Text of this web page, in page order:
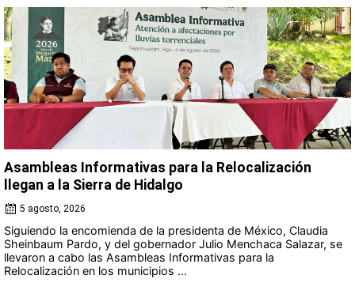
Asambleas Informativas para la Relocalización
llegan a la Sierra de Hidalgo
5 agosto, 2026
Siguiendo la encomienda de la presidenta de México, Claudia
Sheinbaum Pardo, y del gobernador Julio Menchaca Salazar, se
llevaron a cabo las Asambleas Informativas para la
Relocalización en los municipios ...